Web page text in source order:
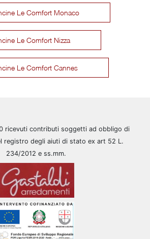
Le Comfort Monaco
Le Comfort Nizza
Le Comfort Cannes
ricevuti contributi soggetti ad obbligo di
registro degli aiuti di stato ex art 52 L.
234/2012 e ss.mm.